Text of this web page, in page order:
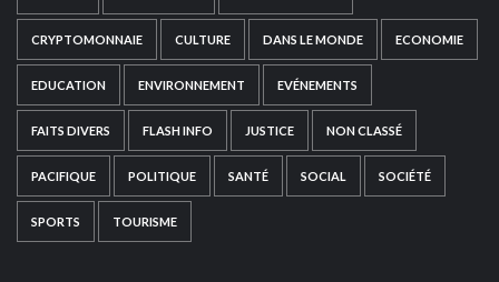
CRYPTOMONNAIE CULTURE DANS LE MONDE ECONOMIE
EDUCATION ENVIRONNEMENT EVÉNEMENTS
FAITS DIVERS FLASH INFO JUSTICE NON CLASSÉ
PACIFIQUE POLITIQUE SANTÉ SOCIAL SOCIÉTÉ
SPORTS TOURISME